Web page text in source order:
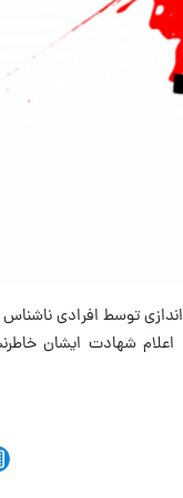
توسط افرادی
اعلام شهادت ایشان